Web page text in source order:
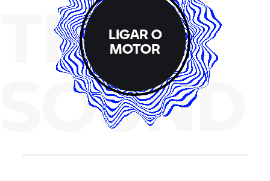
THE
SOUND
LIGAR O
MOTOR